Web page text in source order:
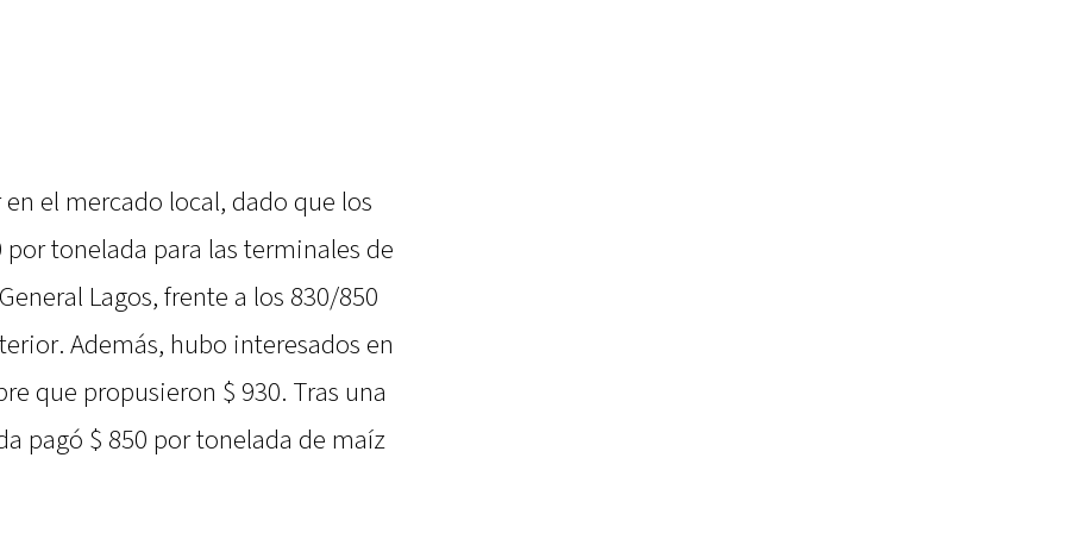
el mercado local, dado que los
tonelada para las terminales de
Lagos, frente a los 830/850
Además, hubo interesados en
que propusieron $ 930. Tras una
pagó $ 850 por tonelada de maíz